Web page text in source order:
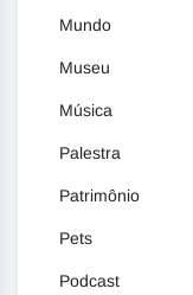
Mundo
Museu
Música
Palestra
Patrimônio
Pets
Podcast